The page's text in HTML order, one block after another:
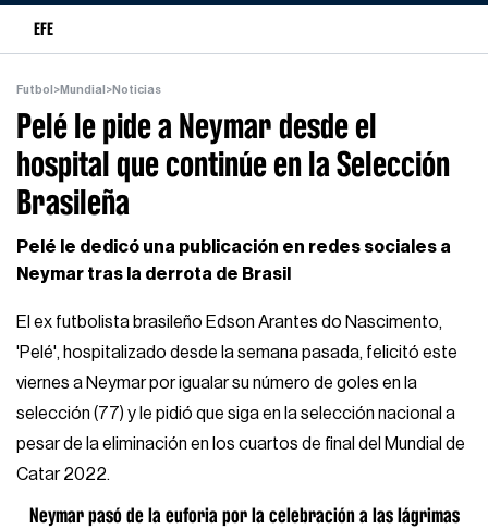
EFE
Futbol >Mundial >Noticias
Pelé le pide a Neymar desde el
hospital que continúe en la Selección
Brasileña
Pelé le dedicó una publicación en redes sociales a
Neymar tras la derrota de Brasil
El ex futbolista brasileño Edson Arantes do Nascimento,
'Pelé', hospitalizado desde la semana pasada, felicitó este
viernes a Neymar por igualar su número de goles en la
selección (77) y le pidió que siga en la selección nacional a
pesar de la eliminación en los cuartos de final del Mundial de
Catar 2022.
Neymar pasó de la euforia por la celebración a las lágrimas